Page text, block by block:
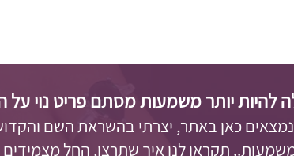
להיות יותר משמעות מסתם פריט נוי על
כאן באתר, יצרתי בהשראת השם
תקראו לנו איך שתרצו, החל מצמידים